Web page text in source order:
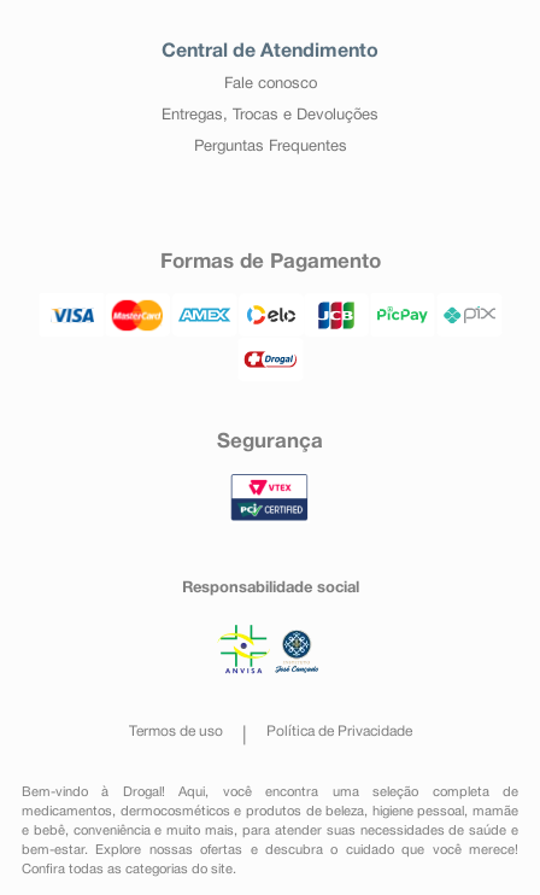
Central de Atendimento
Fale conosco
Entregas, Trocas e Devoluções
Perguntas Frequentes
Formas de Pagamento
Segurança
Responsabilidade social
Termos de uso Política de Privacidade
Bem-vindo à Drogal! Aqui, você encontra uma seleção completa de
medicamentos , dermocosméticos e produtos de beleza, higiene pessoal ,mamãe
e bebê, conveniênciae muito mais, para atender suas necessidades de saúde e
bem-estar. Explore nossas ofertas e descubra o cuidado que você merece!
Confira todas as categorias do site.